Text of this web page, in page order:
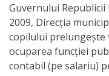
Transparență
Achiziții
Guvernului
2009, Direcţia
copilului
ocuparea funcției
contabil (pe salariu)